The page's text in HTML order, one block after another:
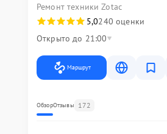
Ремонт техники Zotac
5,0240 оценки
Открыто до 21:00
Маршрут
ОбзорОтзывы 172